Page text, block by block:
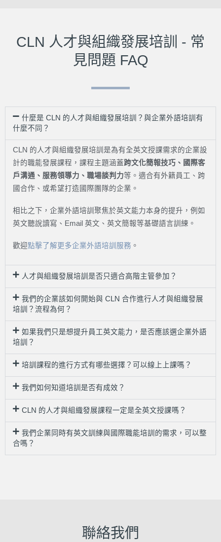
CLN 人才與組織發展培訓 - 常
見問題 FAQ
什麼是 CLN 的人才與組織發展培訓？與企業外語培訓有
什麼不同？
CLN 的人才與組織發展培訓是為有全英文授課需求的企業設
計的職能發展課程，課程主題涵蓋跨文化簡報技巧、國際客
戶溝通、服務領導力、職場談判力等。適合有外籍員工、跨
國合作、或希望打造國際團隊的企業。
相比之下，企業外語培訓聚焦於英文能力本身的提升，例如
英文聽說讀寫、Email 英文、英文簡報等基礎語言訓練。
歡迎點擊了解更多企業外語培訓服務 。
人才與組織發展培訓是否只適合高階主管參加？
我們的企業該如何開始與 CLN 合作進行人才與組織發展
培訓？流程為何？
如果我們只是想提升員工英文能力，是否應該選企業外語
培訓？
培訓課程的進行方式有哪些選擇？可以線上上課嗎？
我們如何知道培訓是否有成效？
CLN 的人才與組織發展課程一定是全英文授課嗎？
我們企業同時有英文訓練與國際職能培訓的需求，可以整
合嗎？
聯絡我們